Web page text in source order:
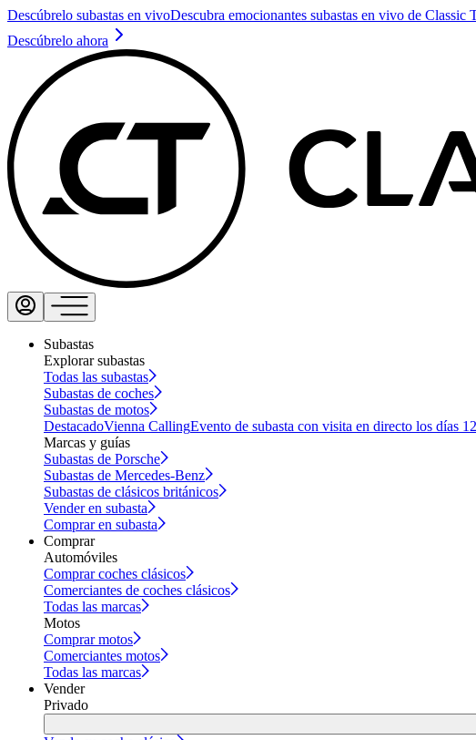
Descúbrelo subastas en vivoDescubra emocionantes subastas en vivo de Classic
Descúbrelo ahora
Subastas
Explorar subastas
Todas las subastas
Subastas de coches
Subastas de motos
DestacadoVienna CallingEvento de subasta con visita en directo los días
Marcas y guías
Subastas de Porsche
Subastas de Mercedes-Benz
Subastas de clásicos británicos
Vender en subasta
Comprar en subasta
Comprar
Automóviles
Comprar coches clásicos
Comerciantes de coches clásicos
Todas las marcas
Motos
Comprar motos
Comerciantes motos
Todas las marcas
Vender
Privado